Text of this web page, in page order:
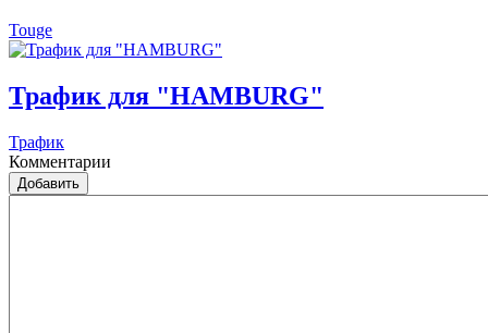
Touge
Трафик для "HAMBURG"
Трафик
Комментарии
Добавить